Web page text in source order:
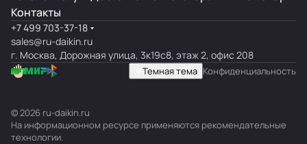
Контакты
+7 499 703-37-18
sales@ru-daikin.ru
г. Москва, Дорожная улица, 3к19с8, этаж 2, офис 208
Темная тема Конфиденциальность
© 2026 ru-daikin.ru
На информационном ресурсе применяются рекомендательные
технологии.